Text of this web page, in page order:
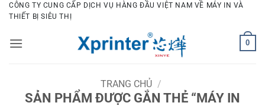
Bỏ
qua
dung
CÔNG TY CUNG CẤP DỊCH VỤ HÀNG ĐẦU VIỆT NAM VỀ MÁY IN VÀ
THIẾT BỊ SIÊU THỊ
0
TRANG CHỦ /
SẢN PHẨM ĐƯỢC GẮN THẺ “MÁY IN